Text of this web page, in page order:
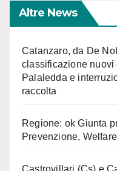
Altre News
Catanzaro, da De
classificazione nuovi
Palaledda e
raccolta
Regione: ok Giunta
Prevenzione,
Castrovillari (Cs) e